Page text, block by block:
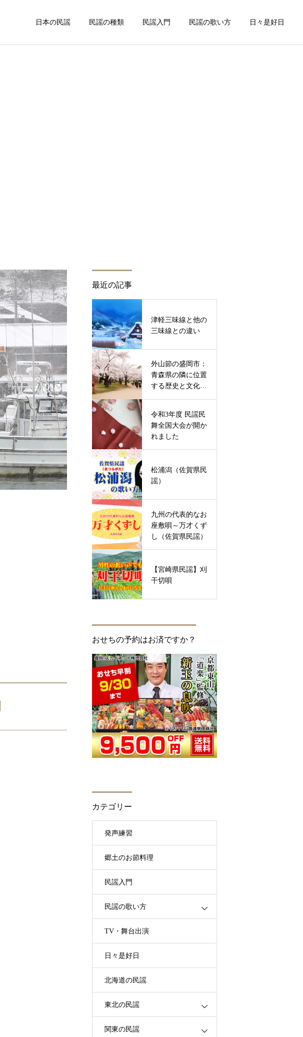
日本の民謡 民謡の種類 民謡入門 民謡の歌い方 日々是好日
最近の記事
津軽三味線と他の
三味線との違い
外山節の盛岡市：
青森県の隣に位置
する歴史と文化が
令和3年度 民謡民
舞全国大会が開か
れました
松浦潟（佐賀県民
謡）
九州の代表的なお
座敷唄～万才くず
し（佐賀県民謡）
【宮崎県民謡】刈
干切唄
おせちの予約はお済ですか？
カテゴリー
発声練習
郷土のお節料理
民謡入門
民謡の歌い方
TV・舞台出演
日々是好日
北海道の民謡
東北の民謡
関東の民謡